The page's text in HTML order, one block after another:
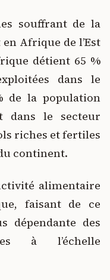
souffrant de la
Afrique de l’Est
détient 65 %
dans le
de la population
dans le secteur
riches et fertiles
continent.
alimentaire
faisant de ce
dépendante des
à l’échelle